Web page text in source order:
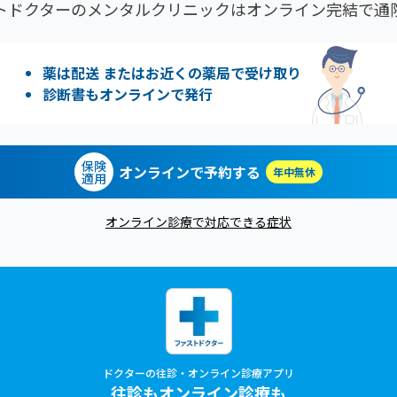
ドクターのメンタルクリニックはオンライン完結で通
薬は配送 またはお近くの薬局で受け取り
診断書もオンラインで発行
保険
適用 オンラインで予約する 年中無休
オンライン診療で対応できる症状
ドクターの往診・オンライン診療アプリ
往診もオンライン診療も